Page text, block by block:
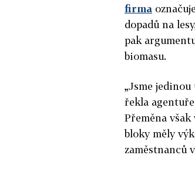
firma
dopadů na
pak
biomasu.
„Jsme
řekla
Přeměna
bloky měly
zaměstnanců